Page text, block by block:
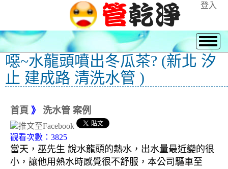
登入
噁~水龍頭噴出冬瓜茶? (新北 汐
止 建成路 清洗水管 )
首頁 》 洗水管 案例
觀看次數：3825
當天，巫先生 說水龍頭的熱水，出水量最近變的很
小，讓他用熱水時感覺很不舒服，本公司驅車至